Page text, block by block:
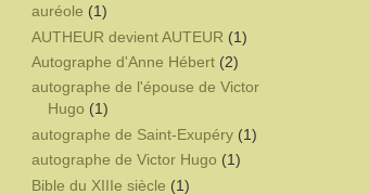
auréole (1)
AUTHEUR devient AUTEUR (1)
Autographe d'Anne Hébert (2)
autographe de l'épouse de Victor
Hugo (1)
autographe de Saint-Exupéry (1)
autographe de Victor Hugo (1)
Bible du XIIIe siècle (1)